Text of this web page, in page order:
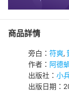
商品詳情
旁白： 符爽,
作者： 阿德
出版社： 小
出版日期：